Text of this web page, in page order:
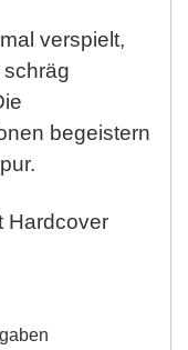
verspielt,
begeistern
Hardcover